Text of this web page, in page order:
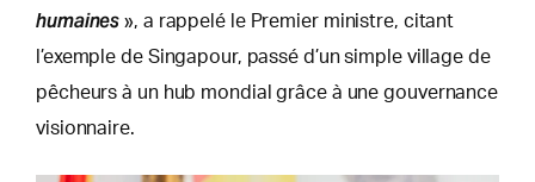
humaines », a rappelé le Premier ministre, citant
l’exemple de Singapour, passé d’un simple village de
pêcheurs à un hub mondial grâce à une gouvernance
visionnaire.